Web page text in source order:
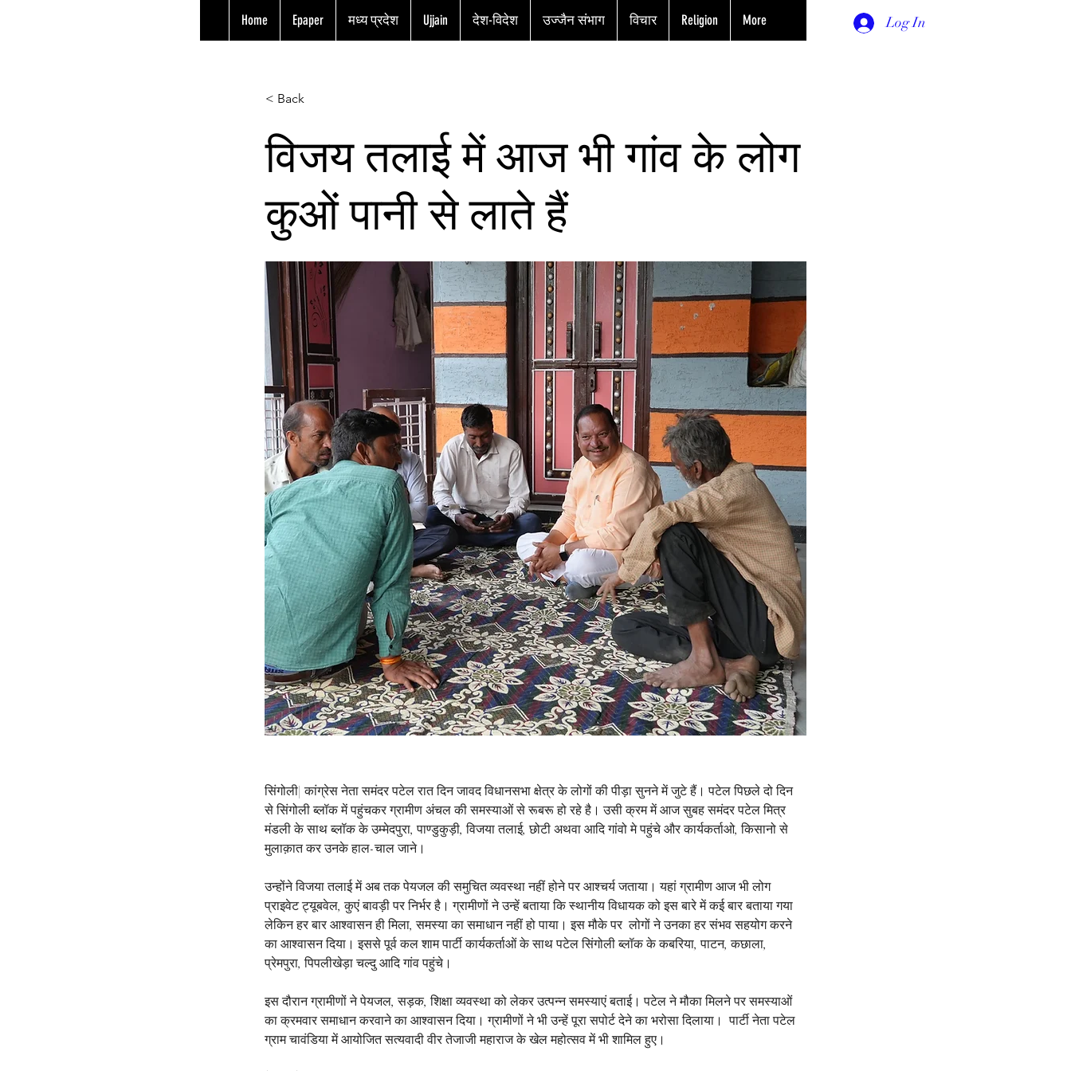
Home Epaper मध्य प्रदेश Ujjain देश-विदेश उज्जैन संभाग विचार Religion More Log In
< Back
विजय तलाई में आज भी गांव के लोग
कुओं पानी से लाते हैं
सिंगोली| कांग्रेस नेता समंदर पटेल रात दिन जावद विधानसभा क्षेत्र के लोगों की पीड़ा सुनने में जुटे हैं। पटेल पिछले दो दिन
से सिंगोली ब्लॉक में पहुंचकर ग्रामीण अंचल की समस्याओं से रूबरू हो रहे है। उसी क्रम में आज सुबह समंदर पटेल मित्र
मंडली के साथ ब्लॉक के उम्मेदपुरा, पाण्डुकुड़ी, विजया तलाई, छोटी अथवा आदि गांवो मे पहुंचे और कार्यकर्ताओ, किसानो से
मुलाक़ात कर उनके हाल-चाल जाने।
उन्होंने विजया तलाई में अब तक पेयजल की समुचित व्यवस्था नहीं होने पर आश्चर्य जताया। यहां ग्रामीण आज भी लोग
प्राइवेट ट्यूबवेल, कुएं बावड़ी पर निर्भर है। ग्रामीणों ने उन्हें बताया कि स्थानीय विधायक को इस बारे में कई बार बताया गया
लेकिन हर बार आश्वासन ही मिला, समस्या का समाधान नहीं हो पाया। इस मौके पर  लोगों ने उनका हर संभव सहयोग करने
का आश्वासन दिया। इससे पूर्व कल शाम पार्टी कार्यकर्ताओं के साथ पटेल सिंगोली ब्लॉक के कबरिया, पाटन, कछाला,
प्रेमपुरा, पिपलीखेड़ा चल्दु आदि गांव पहुंचे।
इस दौरान ग्रामीणों ने पेयजल, सड़क, शिक्षा व्यवस्था को लेकर उत्पन्न समस्याएं बताई। पटेल ने मौका मिलने पर समस्याओं
का क्रमवार समाधान करवाने का आश्वासन दिया। ग्रामीणों ने भी उन्हें पूरा सपोर्ट देने का भरोसा दिलाया।  पार्टी नेता पटेल
ग्राम चावंडिया में आयोजित सत्यवादी वीर तेजाजी महाराज के खेल महोत्सव में भी शामिल हुए।